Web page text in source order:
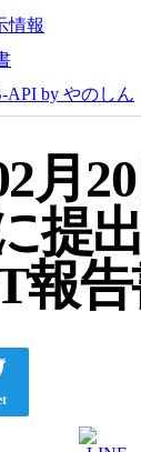
情報
API by やのしん
月
提
報